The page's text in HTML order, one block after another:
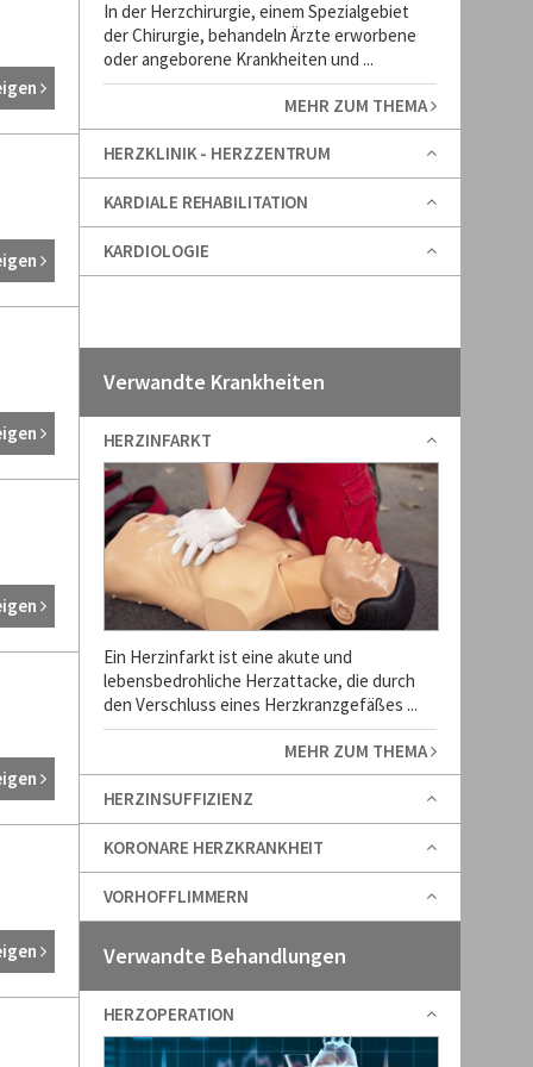
In der Herzchirurgie, einem Spezialgebiet
der Chirurgie, behandeln Ärzte erworbene
oder angeborene Krankheiten und ...
MEHR ZUM THEMA
HERZKLINIK - HERZZENTRUM
KARDIALE REHABILITATION
KARDIOLOGIE
Verwandte Krankheiten
HERZINFARKT
Ein Herzinfarkt ist eine akute und
lebensbedrohliche Herzattacke, die durch
den Verschluss eines Herzkranzgefäßes ...
MEHR ZUM THEMA
HERZINSUFFIZIENZ
KORONARE HERZKRANKHEIT
VORHOFFLIMMERN
Verwandte Behandlungen
HERZOPERATION